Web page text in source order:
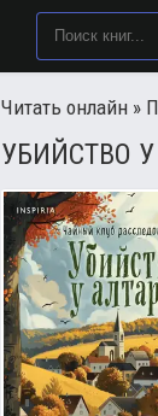
Читать онлайн »
УБИЙСТВО